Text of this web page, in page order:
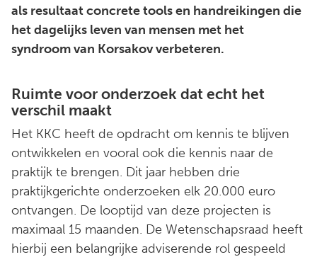
als resultaat concrete tools en handreikingen die
het dagelijks leven van mensen met het
syndroom van Korsakov verbeteren.
Ruimte voor onderzoek dat echt het
verschil maakt
Het KKC heeft de opdracht om kennis te blijven
ontwikkelen en vooral ook die kennis naar de
praktijk te brengen. Dit jaar hebben drie
praktijkgerichte onderzoeken elk 20.000 euro
ontvangen. De looptijd van deze projecten is
maximaal 15 maanden. De Wetenschapsraad heeft
hierbij een belangrijke adviserende rol gespeeld